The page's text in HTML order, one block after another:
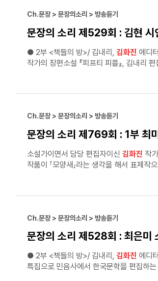
Ch.문장 > 문장의소리 > 방송듣기
문장의 소리 제529회 : 김현 시
● 2부 <책들의 방>/ 김내리, 김화진
작가의 장편소설 『피프티 피플』, 김내리
Ch.문장 > 문장의소리 > 방송듣기
문장의 소리 제769회 : 1부 최
소설가이면서 담당 편집자이신 김화진 작
작품이 「모양새」라는 생각을 해서 표제작으로 결정했습니다. Q. 『모양새』의 표지를 어떻게 정하게 되셨나요? A. 표지 후보를 받
생각
Ch.문장 > 문장의소리 > 방송듣기
문장의 소리 제528회 : 최은미
● 2부 <책들의 방>/ 김내리, 김화진 에디터 문장의 소리의 새로운 코너 <책들의 방>은 책과 관련된 다양한 직업군의 사람들을 초청해서 이야기를 나누는 시간입니다. 528회는 편집자
특집으로 민음사에서 한국문학을 편집하는